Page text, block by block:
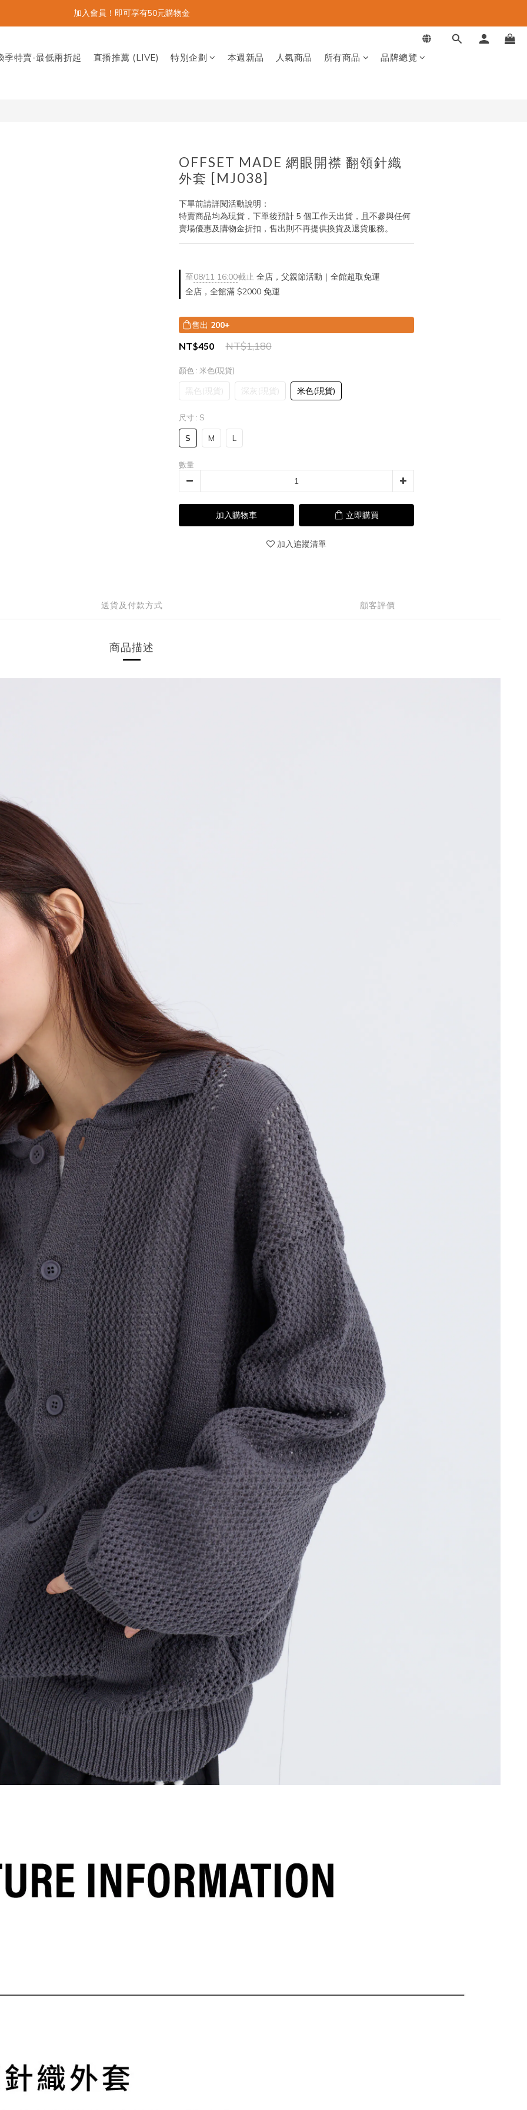
加入會員！即可享有50元購物金
季特賣-最低兩折起 直播推薦 (LIVE) 特別企劃 本週新品 人氣商品 所有商品 品牌總覽
OFFSET MADE 網眼開襟 翻領針織
外套 [MJ038]
下單前請詳閱活動說明：
特賣商品均為現貨，下單後預計 5 個工作天出貨，且不參與任何
賣場優惠及購物金折扣，售出則不再提供換貨及退貨服務。
至08/11 16:00截止 全店，父親節活動｜全館超取免運
全店，全館滿 $2000 免運
售出 200+
NT$450 NT$1,180
顏色 : 米色(現貨)
黑色(現貨) 深灰(現貨) 米色(現貨)
尺寸 : S
S M L
數量
加入購物車 立即購買
加入追蹤清單
送貨及付款方式 顧客評價
商品描述
立即購買